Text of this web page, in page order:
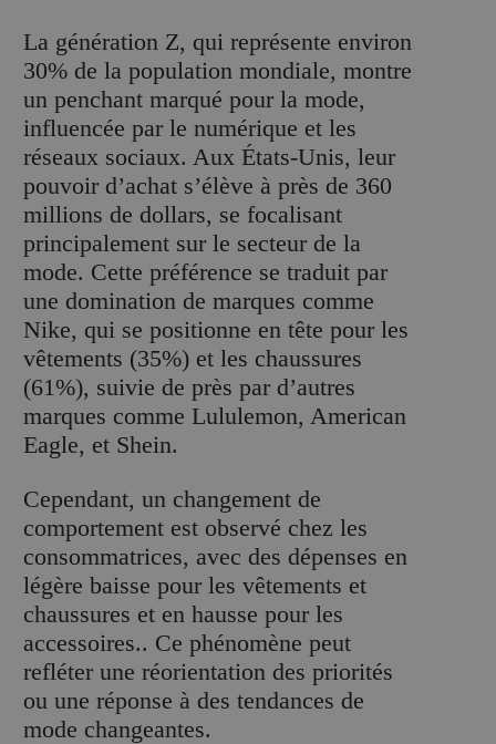
La génération Z, qui représente environ
30% de la population mondiale, montre
un penchant marqué pour la mode,
influencée par le numérique et les
réseaux sociaux. Aux États-Unis, leur
pouvoir d’achat s’élève à près de 360
millions de dollars, se focalisant
principalement sur le secteur de la
mode. Cette préférence se traduit par
une domination de marques comme
Nike, qui se positionne en tête pour les
vêtements (35%) et les chaussures
(61%), suivie de près par d’autres
marques comme Lululemon, American
Eagle, et Shein.
Cependant, un changement de
comportement est observé chez les
consommatrices, avec des dépenses en
légère baisse pour les vêtements et
chaussures et en hausse pour les
accessoires.. Ce phénomène peut
refléter une réorientation des priorités
ou une réponse à des tendances de
mode changeantes.